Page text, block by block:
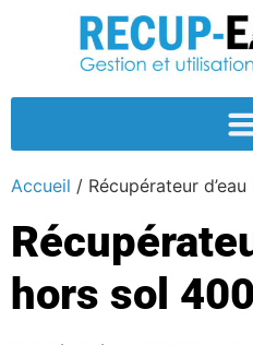
Accueil / Récupérateur
hors sol